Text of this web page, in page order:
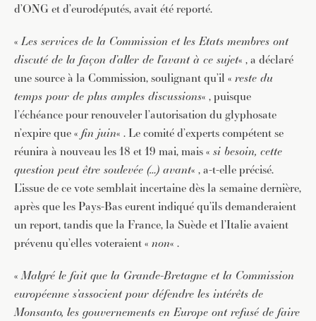
d’ONG et d’eurodéputés, avait été reporté.
«Les services de la Commission et les Etats membres ont
discuté de la façon d’aller de l’avant à ce sujet« , a déclaré
une source à la Commission, soulignant qu’il « reste du
temps pour de plus amples discussions« , puisque
l’échéance pour renouveler l’autorisation du glyphosate
n’expire que « fin juin« . Le comité d’experts compétent se
réunira à nouveau les 18 et 19 mai, mais « si besoin, cette
question peut être soulevée (…) avant« , a-t-elle précisé.
L’issue de ce vote semblait incertaine dès la semaine dernière,
après que les Pays-Bas eurent indiqué qu’ils demanderaient
un report, tandis que la France, la Suède et l’Italie avaient
prévenu qu’elles voteraient « non« .
«Malgré le fait que la Grande-Bretagne et la Commission
européenne s’associent pour défendre les intérêts de
Monsanto, les gouvernements en Europe ont refusé de faire